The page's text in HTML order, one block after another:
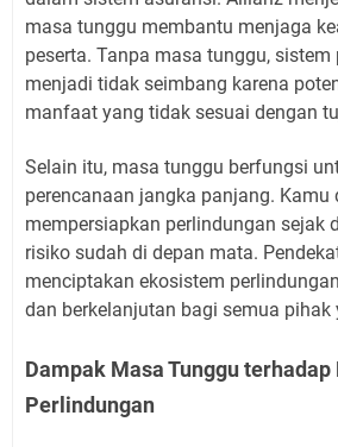
masa tunggu membantu menjaga
peserta. Tanpa masa tunggu,
menjadi tidak seimbang karena
manfaat yang tidak sesuai dengan
Selain itu, masa tunggu berfungsi
perencanaan jangka panjang. Kamu
mempersiapkan perlindungan sejak
risiko sudah di depan mata.
menciptakan ekosistem
dan berkelanjutan bagi semua pihak
Dampak Masa Tunggu
Perlindungan